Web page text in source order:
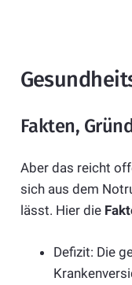
Fakten,
Aber das reicht
sich aus dem
lässt. Hier die
Defizit: Die